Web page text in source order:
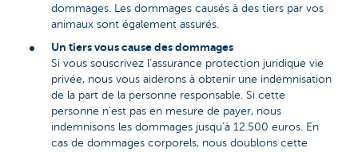
dommages. Les dommages causés à des tiers par vos
animaux sont également assurés.
Un tiers vous cause des dommages
Si vous souscrivez l'assurance protection juridique vie
privée, nous vous aiderons à obtenir une indemnisation
de la part de la personne responsable. Si cette
personne n'est pas en mesure de payer, nous
indemnisons les dommages jusqu’à 12.500 euros. En
cas de dommages corporels, nous doublons cette